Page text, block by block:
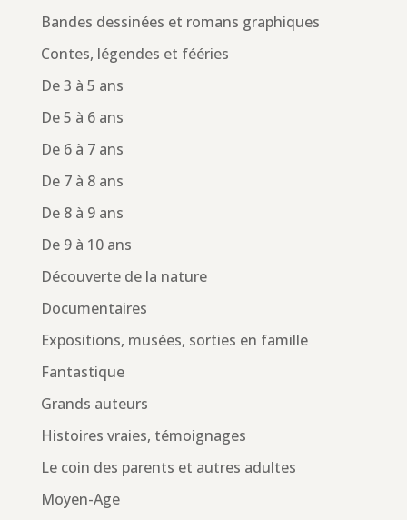
Bandes dessinées et romans graphiques
Contes, légendes et fééries
De 3 à 5 ans
De 5 à 6 ans
De 6 à 7 ans
De 7 à 8 ans
De 8 à 9 ans
De 9 à 10 ans
Découverte de la nature
Documentaires
Expositions, musées, sorties en famille
Fantastique
Grands auteurs
Histoires vraies, témoignages
Le coin des parents et autres adultes
Moyen-Age